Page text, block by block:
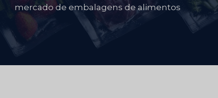
mercado de embalagens de alimentos